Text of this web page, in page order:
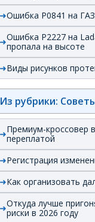
Ошибка P0841 на
Ошибка P2227 на
пропала на высоте
Виды рисунков
Из рубрики:
Премиум-кроссовер
переплатой
Регистрация
Как организовать
Откуда лучше
риски в 2026 году